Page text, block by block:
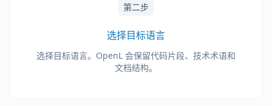
第二步
选择目标语言
选择目标语言。OpenL 会保留代码片段、技术术语和
文档结构。